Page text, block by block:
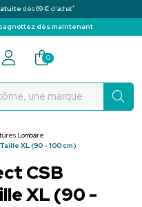
dès 69 € d’achat*
dès maintenant
des Rochettes Votre
0
Lombaire
XL (90 - 100 cm)
CSB
XL (90 -